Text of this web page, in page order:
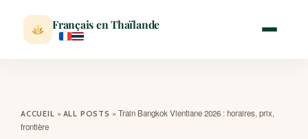
Français en Thaïlande
ACCUEIL » ALL POSTS » Train Bangkok Vientiane 2026 : horaires, prix,
frontière